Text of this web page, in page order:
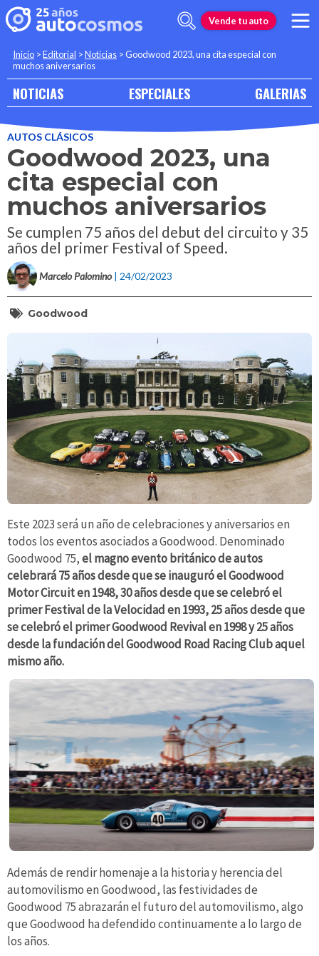
Vende tu auto
Inicio >Editorial >Noticias >Goodwood 2023, una cita especial con
muchos aniversarios
NOTICIAS ESPECIALES GALERIAS
AUTOS CLÁSICOS
Goodwood 2023, una
cita especial con
muchos aniversarios
Se cumplen 75 años del debut del circuito y 35
años del primer Festival of Speed.
Marcelo Palomino | 24/02/2023
Goodwood
Este 2023 será un año de celebraciones y aniversarios en
todos los eventos asociados a Goodwood. Denominado
Goodwood 75,el magno evento británico de autos
celebrará 75 años desde que se inauguró el Goodwood
Motor Circuit en 1948, 30 años desde que se celebró el
primer Festival de la Velocidad en 1993, 25 años desde que
se celebró el primer Goodwood Revival en 1998 y 25 años
desde la fundación del Goodwood Road Racing Club aquel
mismo año.
Además de rendir homenaje a la historia y herencia del
automovilismo en Goodwood, las festividades de
Goodwood 75 abrazarán el futuro del automovilismo, algo
que Goodwood ha defendido continuamente a lo largo de
los años.